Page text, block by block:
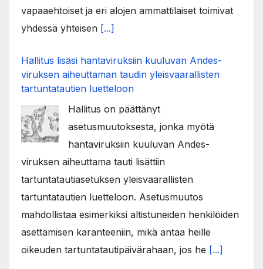
vapaaehtoiset ja eri alojen ammattilaiset toimivat
yhdessä yhteisen [...]
Hallitus lisäsi hantaviruksiin kuuluvan Andes-
viruksen aiheuttaman taudin yleisvaarallisten
tartuntatautien luetteloon
Hallitus on päättänyt
asetusmuutoksesta, jonka myötä
hantaviruksiin kuuluvan Andes-
viruksen aiheuttama tauti lisättiin
tartuntatautiasetuksen yleisvaarallisten
tartuntatautien luetteloon. Asetusmuutos
mahdollistaa esimerkiksi altistuneiden henkilöiden
asettamisen karanteeniin, mikä antaa heille
oikeuden tartuntatautipäivärahaan, jos he [...]